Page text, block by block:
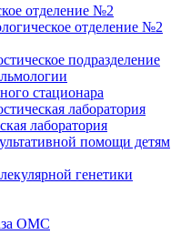
отделение №2
отделение №2
подразделение
стационара
лаборатория
лаборатория
помощи детям
генетики
ОМС